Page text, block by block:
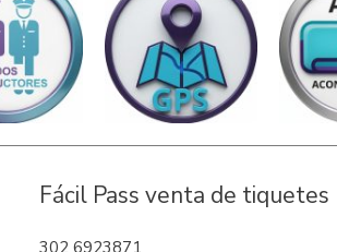
Fácil Pass venta de tiquetes
302 6923871